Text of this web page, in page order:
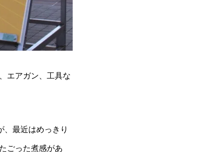
エアガン、工具な
、最近はめっきり
ごった煮感があ